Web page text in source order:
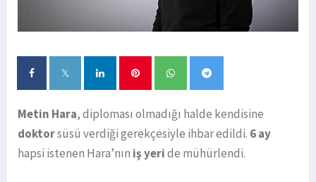
Metin Hara, diploması olmadığı halde kendisine
doktorsüsü verdiği gerekçesiyle ihbar edildi. 6 ay
hapsi istenen Hara’nın iş yeride mühürlendi.